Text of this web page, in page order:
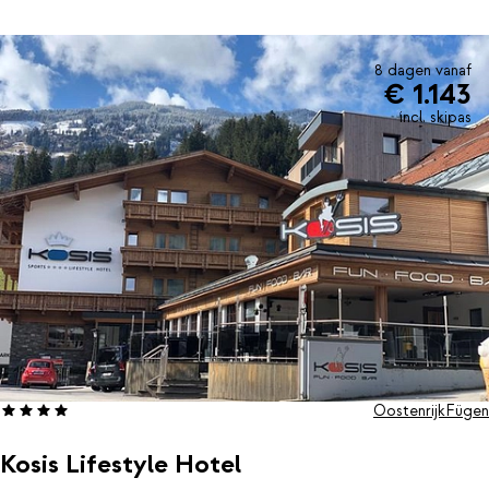
8 dagen vanaf
€ 1.143
incl. skipas
Kosis Lifestyle Hotel
OostenrijkFügen